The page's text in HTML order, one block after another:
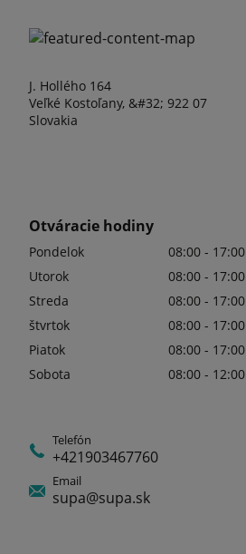
J. Hollého 164
Veľké Kostoľany, &#32; 922 07
Slovakia
Otváracie hodiny
Pondelok
08:00 - 17:00
Utorok
08:00 - 17:00
Streda
08:00 - 17:00
štvrtok
08:00 - 17:00
Piatok
08:00 - 17:00
Sobota
08:00 - 12:00
Telefón
+421903467760
Email
supa@supa.sk